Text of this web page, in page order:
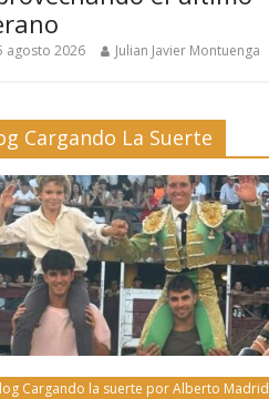
agosto 2026 Julian Javier Montuenga
Cargando La Suerte
Cargando la suerte por Alberto Madrid